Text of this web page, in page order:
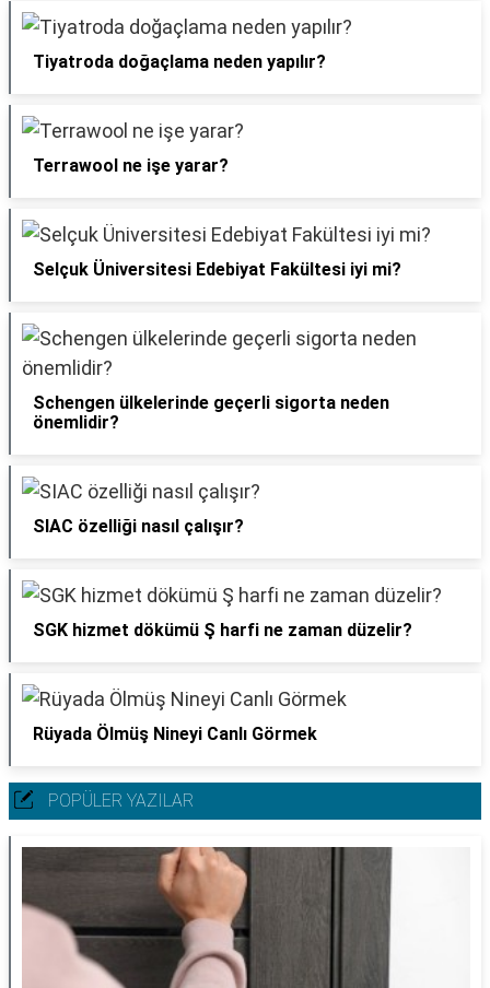
Tiyatroda doğaçlama neden yapılır?
Terrawool ne işe yarar?
Selçuk Üniversitesi Edebiyat Fakültesi iyi mi?
Schengen ülkelerinde geçerli sigorta neden
önemlidir?
SIAC özelliği nasıl çalışır?
SGK hizmet dökümü Ş harfi ne zaman düzelir?
Rüyada Ölmüş Nineyi Canlı Görmek
POPÜLER YAZILAR